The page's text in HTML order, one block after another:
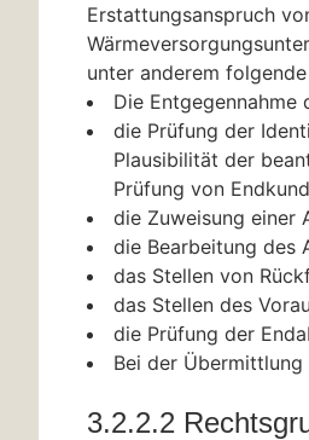
Erstattungsanspruch
unter anderem
Die Entgegennahme
die Prüfung der
Plausibilität der
Prüfung von
die Zuweisung einer
die Bearbeitung des
das Stellen von
das Stellen des
die Prüfung der
Bei der
3.2.2.2